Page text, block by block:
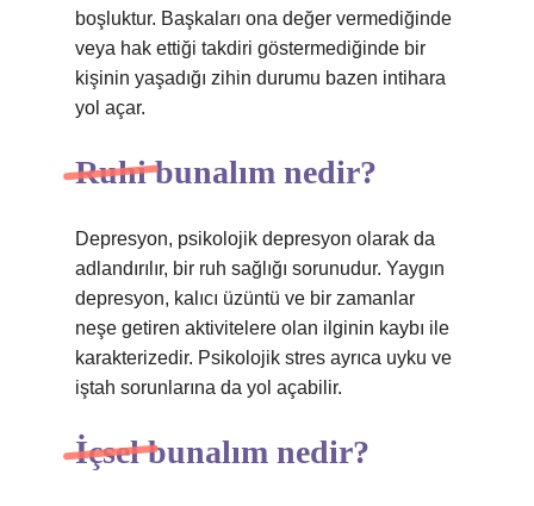
boşluktur. Başkaları ona değer vermediğinde
veya hak ettiği takdiri göstermediğinde bir
kişinin yaşadığı zihin durumu bazen intihara
yol açar.
Ruhi bunalım nedir?
Depresyon, psikolojik depresyon olarak da
adlandırılır, bir ruh sağlığı sorunudur. Yaygın
depresyon, kalıcı üzüntü ve bir zamanlar
neşe getiren aktivitelere olan ilginin kaybı ile
karakterizedir. Psikolojik stres ayrıca uyku ve
iştah sorunlarına da yol açabilir.
İçsel bunalım nedir?